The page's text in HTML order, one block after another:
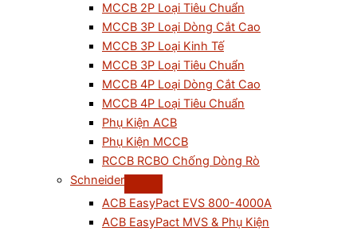
MCCB 2P Loại Tiêu Chuẩn
MCCB 3P Loại Dòng Cắt Cao
MCCB 3P Loại Kinh Tế
MCCB 3P Loại Tiêu Chuẩn
MCCB 4P Loại Dòng Cắt Cao
MCCB 4P Loại Tiêu Chuẩn
Phụ Kiện ACB
Phụ Kiện MCCB
RCCB RCBO Chống Dòng Rò
Schneider
ACB EasyPact EVS 800-4000A
ACB EasyPact MVS & Phụ Kiện